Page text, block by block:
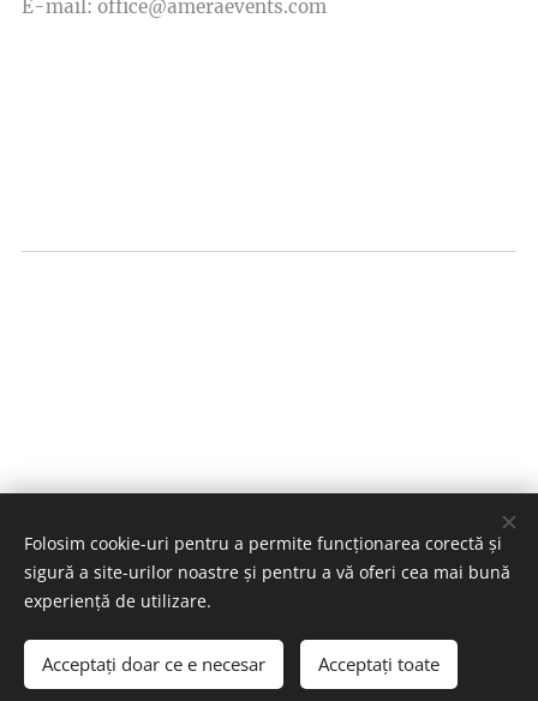
E-mail: office@ameraevents.com
Amera Flowers & Events
Decoratiuni nunta si botez Constanta Cookie-uri
Folosim cookie-uri pentru a permite funcționarea corectă și
sigură a site-urilor noastre și pentru a vă oferi cea mai bună
experiență de utilizare.
Acceptați doar ce e necesar Acceptați toate